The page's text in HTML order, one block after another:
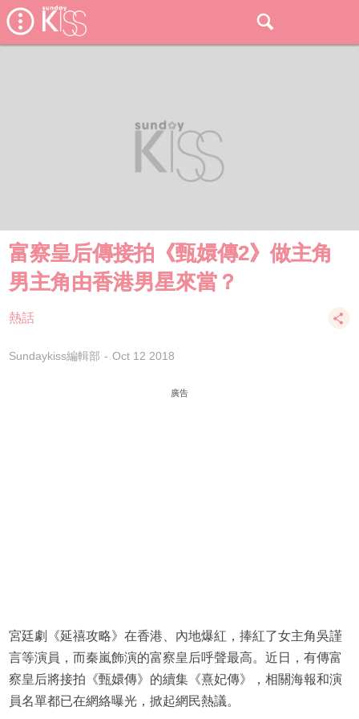
富察皇后傳接拍《甄嬛傳2》做主角
男主角由香港男星來當？
熱話
Sundaykiss編輯部 Oct 12 2018
廣告
宮廷劇《延禧攻略》在香港、內地爆紅，捧紅了女主角吳謹
言等演員，而秦嵐飾演的富察皇后呼聲最高。近日，有傳富
察皇后將接拍《甄嬛傳》的續集《熹妃傳》，相關海報和演
員名單都已在網絡曝光，掀起網民熱議。